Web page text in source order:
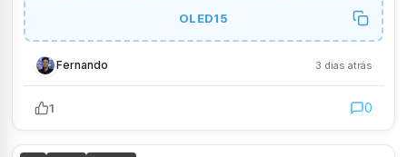
OLED15
Fernando 3 dias atrás
1 0